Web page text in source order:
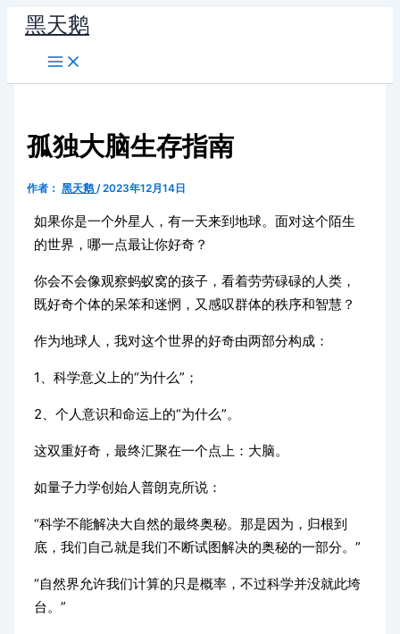
容
黑天鹅
孤独大脑生存指南
作者： 黑天鹅/2023年12月14日
如果你是一个外星人，有一天来到地球。面对这个陌生
的世界，哪一点最让你好奇？
你会不会像观察蚂蚁窝的孩子，看着劳劳碌碌的人类，
既好奇个体的呆笨和迷惘，又感叹群体的秩序和智慧？
作为地球人，我对这个世界的好奇由两部分构成：
1、科学意义上的“为什么”；
2、个人意识和命运上的“为什么”。
这双重好奇，最终汇聚在一个点上：大脑。
如量子力学创始人普朗克所说：
“科学不能解决大自然的最终奥秘。那是因为，归根到
底，我们自己就是我们不断试图解决的奥秘的一部分。”
“自然界允许我们计算的只是概率，不过科学并没就此垮
台。”